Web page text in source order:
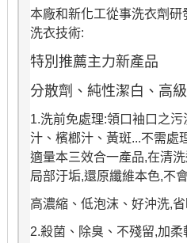
本廠和新化工從事洗衣劑研
洗衣技術:
特別推薦主力新產品
分散劑、純性潔白、高
1.洗前免處理:領口袖口之
汁、檳榔汁、黃斑...不需處
適量本三效合一產品,在清
局部汙垢,還原纖維本色,不
高濃縮、低泡沫、好沖洗,
2.殺菌、除臭、不殘留,加